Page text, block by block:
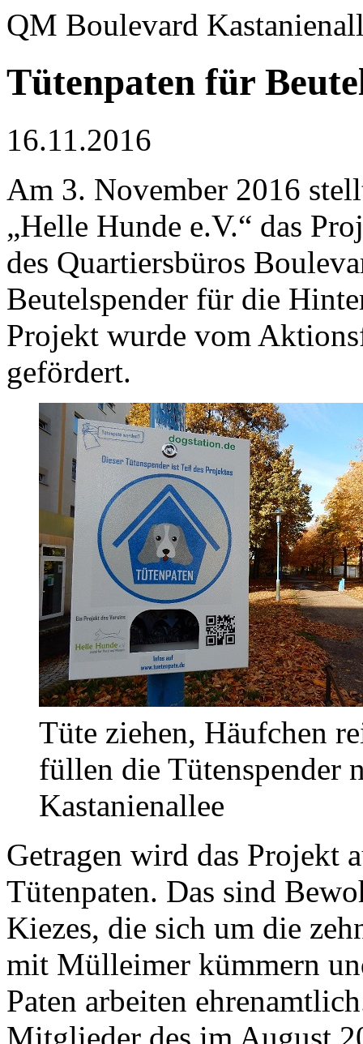
QM Boulevard
Tütenpaten für
16.11.2016
Am 3. November 2016
„Helle Hunde e.V.“ das
des Quartiersbüros
Beutelspender für die
Projekt wurde vom
gefördert.
Tüte ziehen, Häufchen
füllen die Tütenspender
Kastanienallee
Getragen wird das Projekt
Tütenpaten. Das sind
Kiezes, die sich um die
mit Mülleimer kümmern
Paten arbeiten
Mitglieder des im August